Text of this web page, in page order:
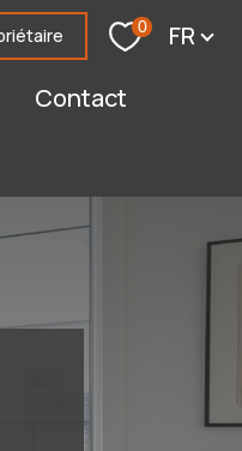
0 Langue
FR
contact